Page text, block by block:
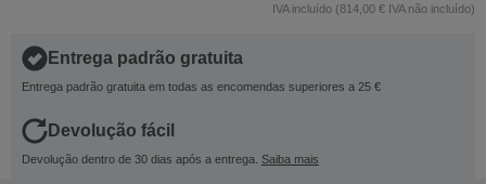
IVA incluído (814,00 € IVA não incluído)
Entrega padrão gratuita
Entrega padrão gratuita em todas as encomendas superiores a 25 €
Devolução fácil
Devolução dentro de 30 dias após a entrega. Saiba mais